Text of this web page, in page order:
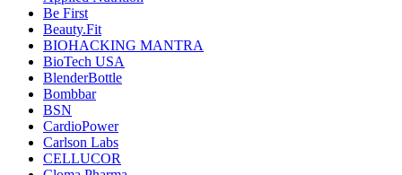
Be First
Beauty.Fit
BIOHACKING MANTRA
BioTech USA
BlenderBottle
Bombbar
BSN
CardioPower
Carlson Labs
CELLUCOR